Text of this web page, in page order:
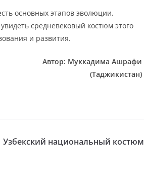
основных этапов эволюции.
средневековый костюм этого
и развития.
Автор: Муккадима Ашрафи
(Таджикистан)
Узбекский национальный костюм